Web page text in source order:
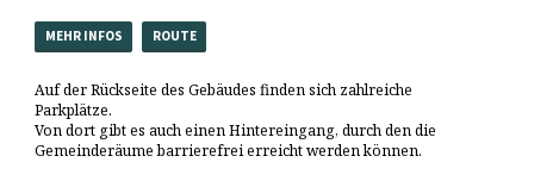
MEHR INFOS ROUTE
Auf der Rückseite des Gebäudes finden sich zahlreiche
Parkplätze.
Von dort gibt es auch einen Hintereingang, durch den die
Gemeinderäume barrierefrei erreicht werden können.